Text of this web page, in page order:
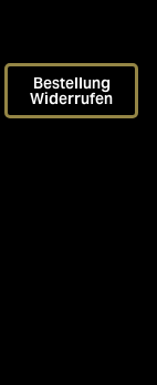
Bestellung
Widerrufen